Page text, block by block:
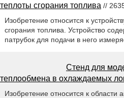
теплоты сгорания топлива //
Изобретение относится к
сгорания топлива. Устройство
патрубок для подачи в него
Стенд для
теплообмена в охлаждаемых
Изобретение относится к области